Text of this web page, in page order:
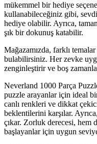
mükemmel bir hediye
kullanabileceğiniz gibi,
hediye olabilir. Ayrıca,
şık bir dokunuş katabilir.
Mağazamızda, farklı
bulabilirsiniz. Her zevke
zenginleştirir ve boş
Neverland 1000 Parça
puzzle arayanlar için ideal
canlı renkleri ve dikkat
beklentilerini karşılar.
çıkar. Zorluk derecesi, hem
başlayanlar için uygun